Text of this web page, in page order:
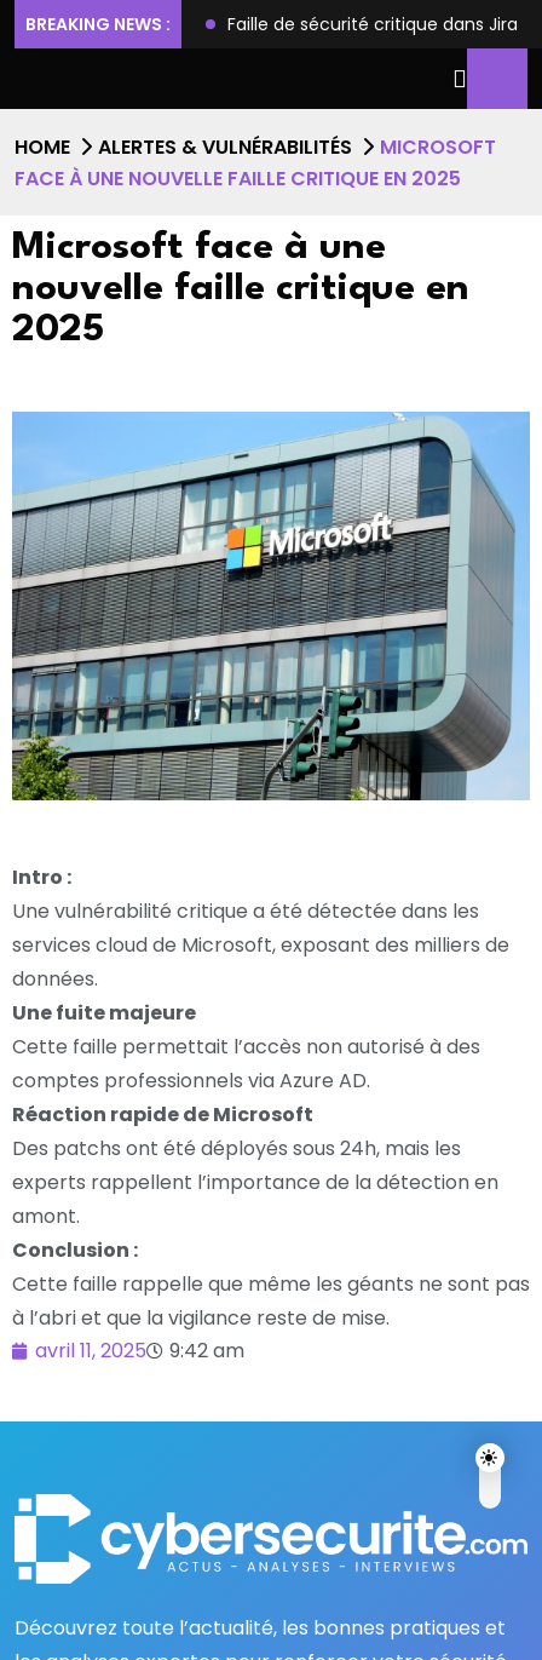
BREAKING NEWS :
et l’accès root Faille de sécurité critique dans Jira
HOME ALERTES & VULNÉRABILITÉS
MICROSOFT
FACE À UNE NOUVELLE FAILLE CRITIQUE EN 2025
Microsoft face à une
nouvelle faille critique en
2025
Intro :
Une vulnérabilité critique a été détectée dans les
services cloud de Microsoft, exposant des milliers de
données.
Une fuite majeure
Cette faille permettait l’accès non autorisé à des
comptes professionnels via Azure AD.
Réaction rapide de Microsoft
Des patchs ont été déployés sous 24h, mais les
experts rappellent l’importance de la détection en
amont.
Conclusion :
Cette faille rappelle que même les géants ne sont pas
à l’abri et que la vigilance reste de mise.
avril 11, 2025
9:42 am
Découvrez toute l’actualité, les bonnes pratiques et